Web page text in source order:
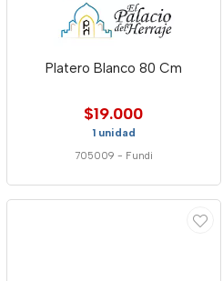
Platero Blanco 80 Cm
$19.000
1 unidad
705009 - Fundi